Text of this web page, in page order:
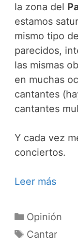
la zona del
estamos
mismo tipo
parecidos,
las mismas
en muchas
cantantes
cantantes
Y cada vez
conciertos.
Leer más
Categorías
Opinión
Etiquetas
Cantar